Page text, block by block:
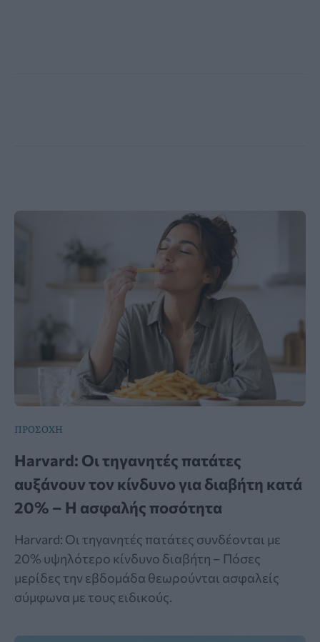
ΠΡΟΣΟΧΗ
Harvard: Οι τηγανητές πατάτες
αυξάνουν τον κίνδυνο για διαβήτη κατά
20% – Η ασφαλής ποσότητα
Harvard: Οι τηγανητές πατάτες συνδέονται με
20% υψηλότερο κίνδυνο διαβήτη – Πόσες
μερίδες την εβδομάδα θεωρούνται ασφαλείς
σύμφωνα με τους ειδικούς.